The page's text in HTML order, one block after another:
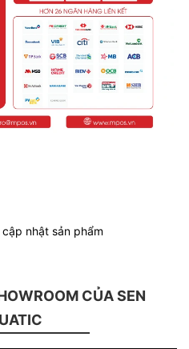
nhật sản phẩm
CỦA SEN